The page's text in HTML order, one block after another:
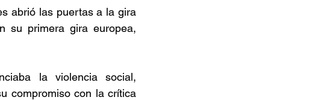
abrió las puertas a la gira
su primera gira europea,
la violencia social,
compromiso con la crítica